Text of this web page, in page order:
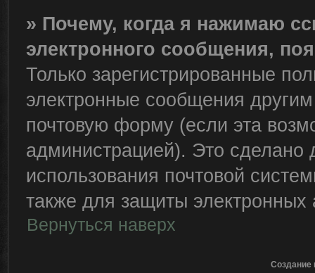
» Почему, когда я нажимаю
электронного сообщения,
Только зарегистрированные
электронные сообщения
почтовую форму (если эта
администрацией). Это сделано
использования почтовой
также для защиты электронных
Вернуться наверх
Создание